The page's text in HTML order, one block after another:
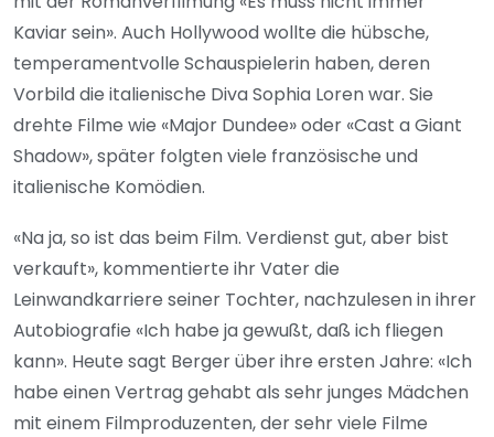
Kaviar sein». Auch Hollywood wollte die hübsche,
temperamentvolle Schauspielerin haben, deren
Vorbild die italienische Diva Sophia Loren war. Sie
drehte Filme wie «Major Dundee» oder «Cast a Giant
Shadow», später folgten viele französische und
italienische Komödien.
«Na ja, so ist das beim Film. Verdienst gut, aber bist
verkauft», kommentierte ihr Vater die
Leinwandkarriere seiner Tochter, nachzulesen in ihrer
Autobiografie «Ich habe ja gewußt, daß ich fliegen
kann». Heute sagt Berger über ihre ersten Jahre: «Ich
habe einen Vertrag gehabt als sehr junges Mädchen
mit einem Filmproduzenten, der sehr viele Filme